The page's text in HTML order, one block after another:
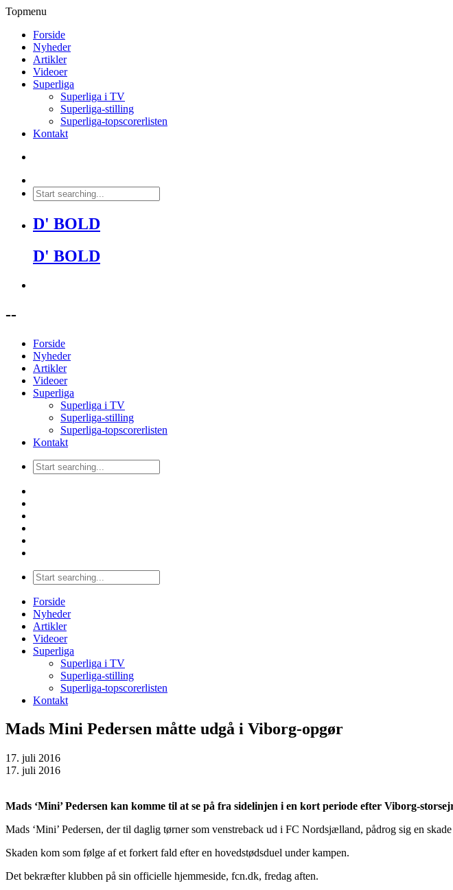
Topmenu
Forside
Nyheder
Artikler
Videoer
Superliga
Superliga i TV
Superliga-stilling
Superliga-topscorerlisten
Kontakt
D' BOLD
D' BOLD
--
Forside
Nyheder
Artikler
Videoer
Superliga
Superliga i TV
Superliga-stilling
Superliga-topscorerlisten
Kontakt
Forside
Nyheder
Artikler
Videoer
Superliga
Superliga i TV
Superliga-stilling
Superliga-topscorerlisten
Kontakt
Mads Mini Pedersen måtte udgå i Viborg-opgør
17. juli 2016
17. juli 2016
Mads ‘Mini’ Pedersen kan komme til at se på fra sidelinjen i en kort periode efter Viborg-
Mads ‘Mini’ Pedersen, der til daglig tørner som venstreback ud i FC Nordsjælland, pådrog sig en
Skaden kom som følge af et forkert fald efter en hovedstødsduel under kampen.
Det bekræfter klubben på sin officielle hjemmeside, fcn.dk, fredag aften.